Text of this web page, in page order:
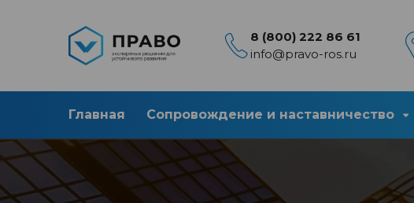
8 (800) 222 86 61
info@pravo-ros.ru
Главная Сопровождение и наставничество